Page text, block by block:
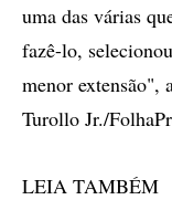
uma das várias
fazê-lo,
menor extensão",
Turollo Jr./
LEIA TAMBÉM